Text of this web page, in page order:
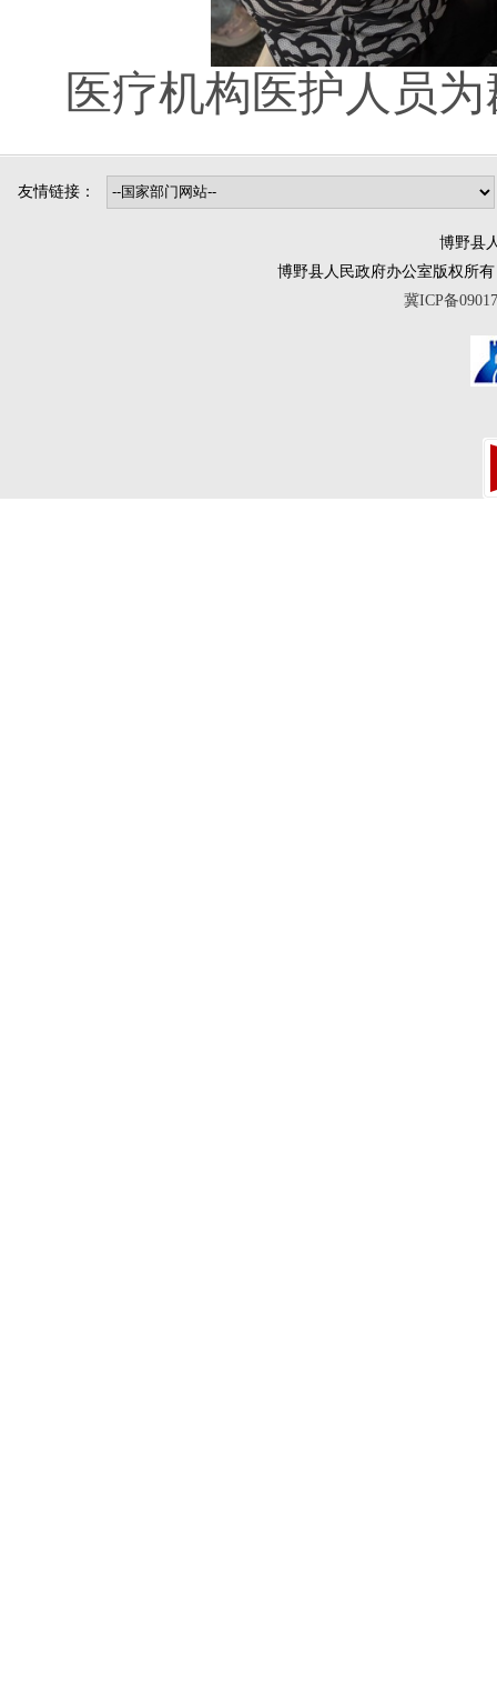
医疗机构医护人员
友情链接：
博野县
博野县人民政府办公室版权所有
冀ICP备